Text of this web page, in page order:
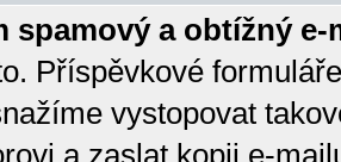
spamový a obtížný
Příspěvkové
vystopovat
a zaslat kopii e-